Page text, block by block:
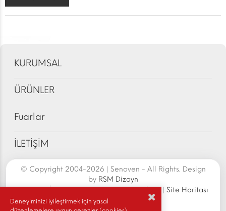
KURUMSAL
ÜRÜNLER
Fuarlar
İLETİŞİM
© Copyright 2004-2026 | Senoven - All Rights. Design
by RSM Dizayn
| Site Haritası
|Gizlilik Politikası
Deneyiminizi iyileştirmek için yasal